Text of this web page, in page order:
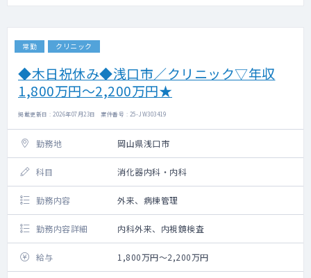
常勤 クリニック
◆木日祝休み◆浅口市／クリニック▽年収
1,800万円～2,200万円★
掲載更新日 : 2026年07月23日 案件番号 : 25-JW303419
勤務地 岡山県浅口市
科目 消化器内科・内科
勤務内容 外来、病棟管理
勤務内容詳細 内科外来、内視鏡検査
給与 1,800万円～2,200万円